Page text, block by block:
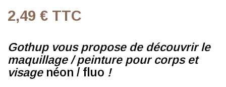
2,49 € TTC
Gothup vous propose de découvrir le
maquillage / peinture pour corps et
visagenéon / fluo !